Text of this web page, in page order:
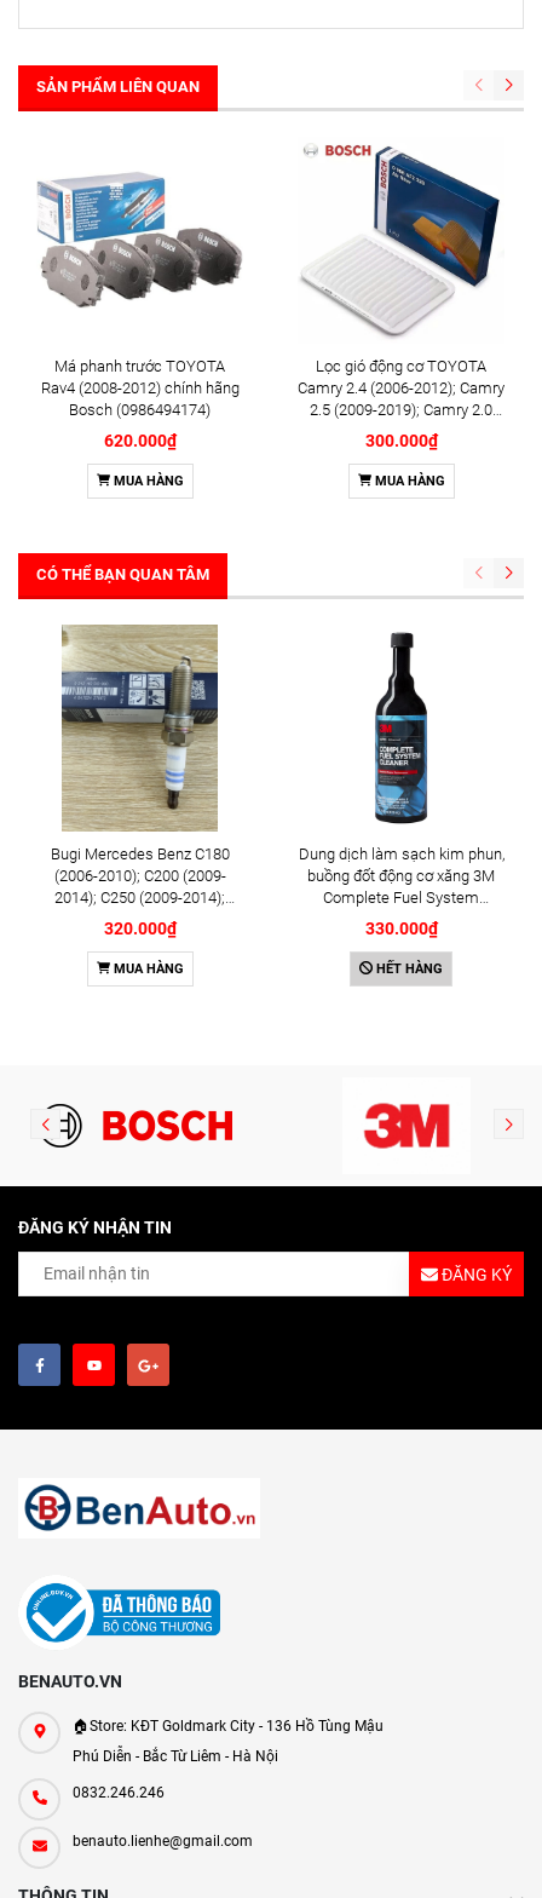
SẢN PHẨM LIÊN QUAN
Má phanh trước TOYOTA
Rav4 (2008-2012) chính hãng
Bosch (0986494174)
620.000₫
MUA HÀNG
Lọc gió động cơ TOYOTA
Camry 2.4 (2006-2012); Camry
2.5 (2009-2019); Camry 2.0
(2011-2019); LEXUS ES250
(2012-2018) chính hãng
Bosch (0986AF2326)
300.000₫
MUA HÀNG
CÓ THỂ BẠN QUAN TÂM
Bugi Mercedes Benz C180
(2006-2010); C200 (2009-
2014); C250 (2009-2014);
E250 (2009-2013); G500
(2008-2015); GL450 (2006-
2012), S500 (2005-2011);
SLK200 (2011-2015) chính
320.000₫
MUA HÀNG
Dung dịch làm sạch kim phun,
buồng đốt động cơ xăng 3M
Complete Fuel System
Cleaner 473ml (08813)
330.000₫
HẾT HÀNG
ĐĂNG KÝ NHẬN TIN
ĐĂNG KÝ
BENAUTO.VN
🏠Store: KĐT Goldmark City - 136 Hồ Tùng Mậu
Phú Diễn - Bắc Từ Liêm - Hà Nội
0832.246.246
benauto.lienhe@gmail.com